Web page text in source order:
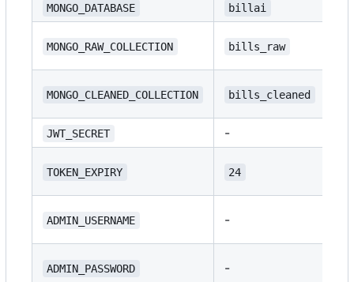
MONGO_DATABASE billai
MONGO_RAW_COLLECTION bills_raw
MONGO_CLEANED_COLLECTION bills_cleaned
JWT_SECRET -
TOKEN_EXPIRY 24
ADMIN_USERNAME -
ADMIN_PASSWORD -